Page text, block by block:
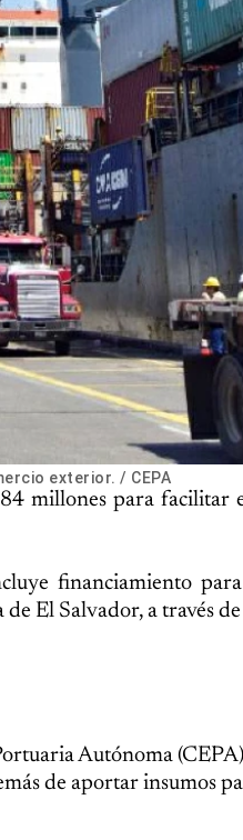
exterior. / CEPA
millones para facilitar
financiamiento
El Salvador, a través
Autónoma
de aportar insumos